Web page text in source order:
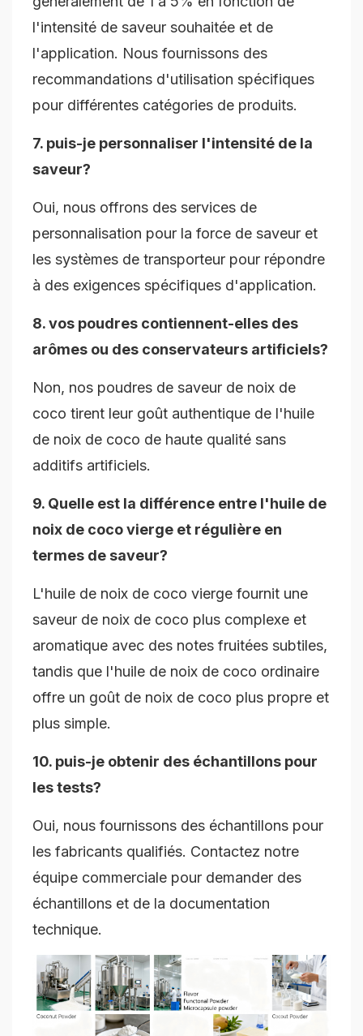
l'intensité de saveur souhaitée et de
l'application. Nous fournissons des
recommandations d'utilisation spécifiques
pour différentes catégories de produits.
7. puis-je personnaliser l'intensité de la
saveur?
Oui, nous offrons des services de
personnalisation pour la force de saveur et
les systèmes de transporteur pour répondre
à des exigences spécifiques d'application.
8. vos poudres contiennent-elles des
arômes ou des conservateurs artificiels?
Non, nos poudres de saveur de noix de
coco tirent leur goût authentique de l'huile
de noix de coco de haute qualité sans
additifs artificiels.
9. Quelle est la différence entre l'huile de
noix de coco vierge et régulière en
termes de saveur?
L'huile de noix de coco vierge fournit une
saveur de noix de coco plus complexe et
aromatique avec des notes fruitées subtiles,
tandis que l'huile de noix de coco ordinaire
offre un goût de noix de coco plus propre et
plus simple.
10. puis-je obtenir des échantillons pour
les tests?
Oui, nous fournissons des échantillons pour
les fabricants qualifiés. Contactez notre
équipe commerciale pour demander des
échantillons et de la documentation
technique.